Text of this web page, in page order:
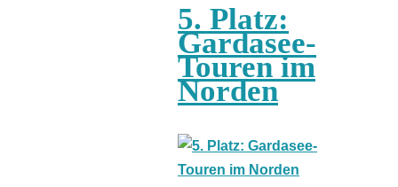
5. Platz:
Gardasee-
Touren im
Norden